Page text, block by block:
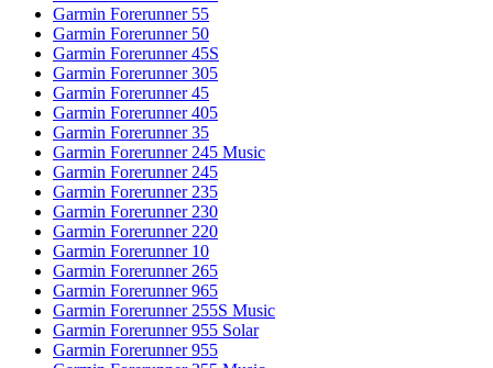
Garmin Forerunner 55
Garmin Forerunner 50
Garmin Forerunner 45S
Garmin Forerunner 305
Garmin Forerunner 45
Garmin Forerunner 405
Garmin Forerunner 35
Garmin Forerunner 245 Music
Garmin Forerunner 245
Garmin Forerunner 235
Garmin Forerunner 230
Garmin Forerunner 220
Garmin Forerunner 10
Garmin Forerunner 265
Garmin Forerunner 965
Garmin Forerunner 255S Music
Garmin Forerunner 955 Solar
Garmin Forerunner 955